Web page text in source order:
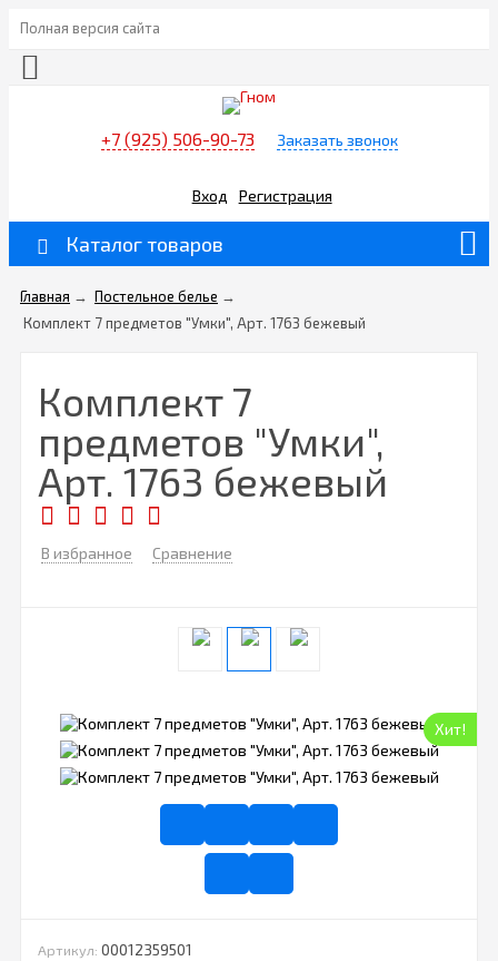
Полная версия сайта
+7 (925) 506-90-73 Заказать звонок
Вход Регистрация
Каталог товаров
Главная → Постельное белье →
Комплект 7 предметов "Умки", Арт. 1763 бежевый
Комплект 7
предметов "Умки",
Арт. 1763 бежевый
В избранное Сравнение
Хит!
Артикул: 00012359501